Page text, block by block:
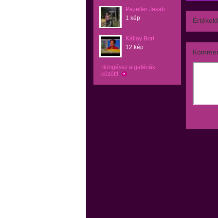
Pazeller Jakab
1 kép
Kállay Bori
12 kép
Böngéssz a galériák
között!